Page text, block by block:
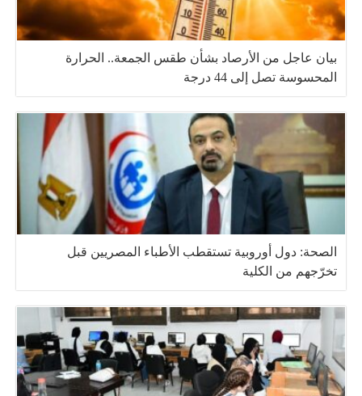
بيان عاجل من الأرصاد بشأن طقس الجمعة.. الحرارة
المحسوسة تصل إلى 44 درجة
الصحة: دول أوروبية تستقطب الأطباء المصريين قبل
تخرّجهم من الكلية